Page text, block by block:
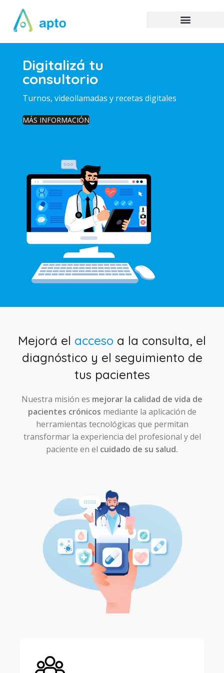
Digitalizá tu
consultorio
Turnos, videollamadas y recetas digitales
MÁS INFORMACIÓN
Mejorá el acceso a la consulta, el
diagnóstico y el seguimiento de
tus pacientes
Nuestra misión es mejorar la calidad de vida de
pacientes crónicos mediante la aplicación de
herramientas tecnológicas que permitan
transformar la experiencia del profesional y del
paciente en el cuidado de su salud.